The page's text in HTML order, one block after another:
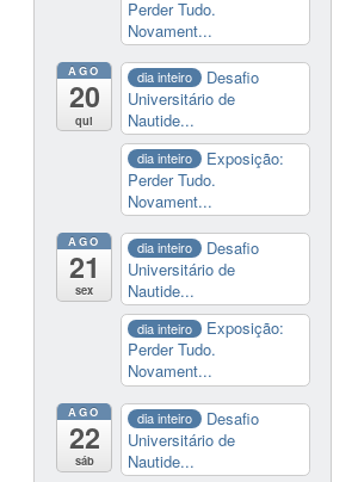
Perder Tudo.
Novament...
AGO
20
qui
dia inteiro
Desafio
Universitário de
Nautide...
dia inteiro
Exposição:
Perder Tudo.
Novament...
AGO
21
sex
dia inteiro
Desafio
Universitário de
Nautide...
dia inteiro
Exposição:
Perder Tudo.
Novament...
AGO
22
sáb
dia inteiro
Desafio
Universitário de
Nautide...